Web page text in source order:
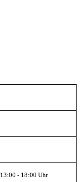
13:00 - 18:00 Uhr